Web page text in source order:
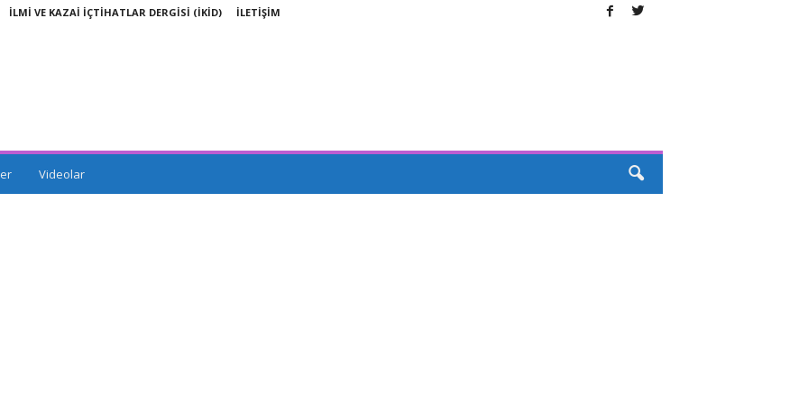
İLMİ VE KAZAİ İÇTİHATLAR DERGİSİ (İKİD) İLETİŞİM
Videolar